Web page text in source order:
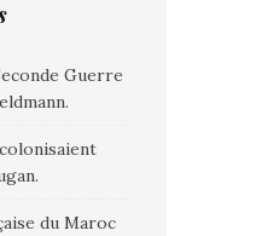
Guerre
du Maroc